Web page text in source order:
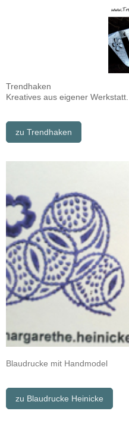
Trendhaken
Kreatives aus eigener Werkstatt.
zu Trendhaken
Blaudrucke mit Handmodel
zu Blaudrucke Heinicke